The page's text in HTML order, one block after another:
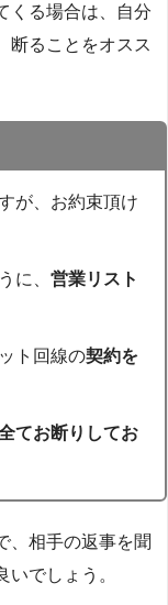
くる場合は、自分
断ることをオスス
が、お約束頂け
に、営業リスト
ト回線の契約を
てお断りしてお
、相手の返事を聞
でしょう。